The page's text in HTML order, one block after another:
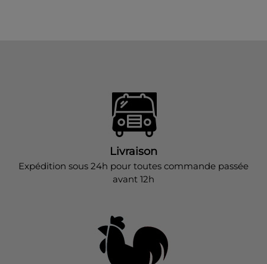
Livraison
Expédition sous 24h pour toutes commande passée
avant 12h